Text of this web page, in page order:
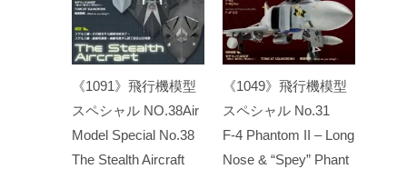
《1091》飛行機模型
スペシャル NO.38Air
Model Special No.38
The Stealth Aircraft
《1049》飛行機模型
スペシャル No.31
F-4 Phantom II – Long
Nose & “Spey” Phant